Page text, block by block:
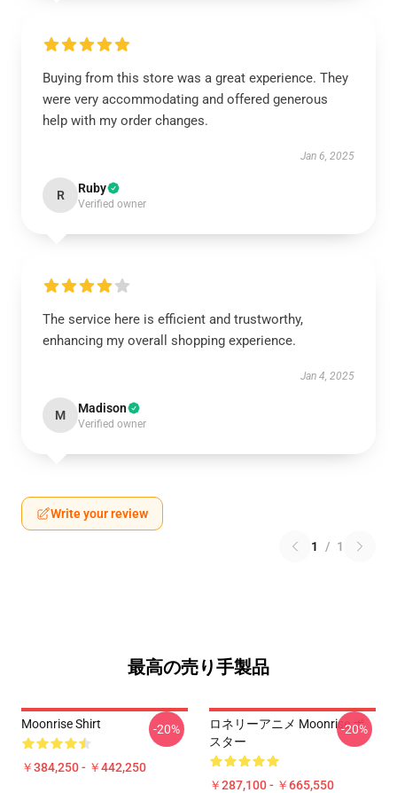
Buying from this store was a great experience. They
were very accommodating and offered generous
help with my order changes.
Jan 6, 2025
R Ruby
Verified owner
The service here is efficient and trustworthy,
enhancing my overall shopping experience.
Jan 4, 2025
M Madison
Verified owner
Write your review
1 / 1
最高の売り手製品
Moonrise Shirt
￥384,250 - ￥442,250
-20%
ロネリーアニメ Moonrise ポ
スター
￥287,100 - ￥665,550
-20%